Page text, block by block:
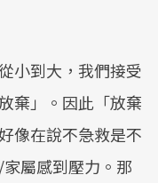
小到大，我們接受
棄」。因此「放棄
像在說不急救是不
屬感到壓力。那